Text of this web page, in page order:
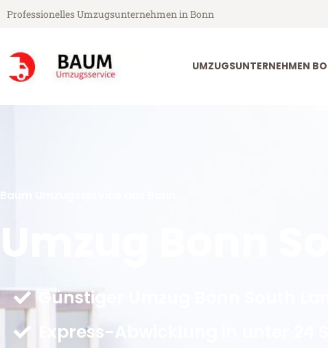
Professionelles Umzugsunternehmen in Bonn
UMZUGSUNTERNEHMEN
Umzug Bonn
Günstiger Umzug Bonn South
Express-Abwicklung in unter 24